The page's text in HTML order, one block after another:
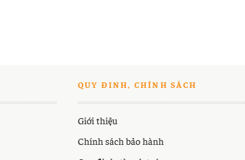
QUY ĐINH, CHÍNH SÁCH
Giới thiệu
Chính sách bảo hành